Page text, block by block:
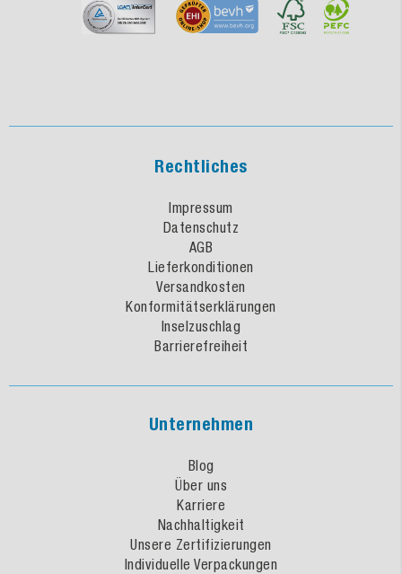
Rechtliches
Impressum
Datenschutz
AGB
Lieferkonditionen
Versandkosten
Konformitätserklärungen
Inselzuschlag
Barrierefreiheit
Unternehmen
Blog
Über uns
Karriere
Nachhaltigkeit
Unsere Zertifizierungen
Individuelle Verpackungen